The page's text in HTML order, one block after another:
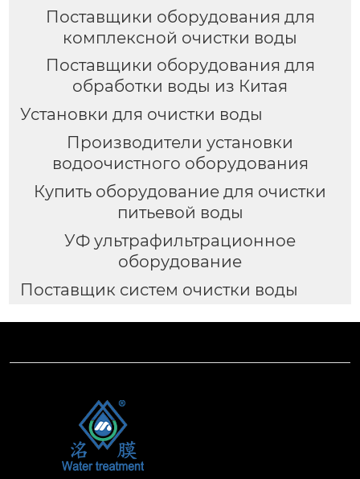
Поставщики оборудования для
комплексной очистки воды
Поставщики оборудования для
обработки воды из Китая
Установки для очистки воды
Производители установки
водоочистного оборудования
Купить оборудование для очистки
питьевой воды
УФ ультрафильтрационное
оборудование
Поставщик систем очистки воды